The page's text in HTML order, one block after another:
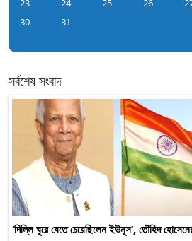
30
31
সর্বশেষ সংবাদ
‘দিল্লি ঘুরে যেতে চেয়েছিলেন ইউনূস’, তৌহিদ